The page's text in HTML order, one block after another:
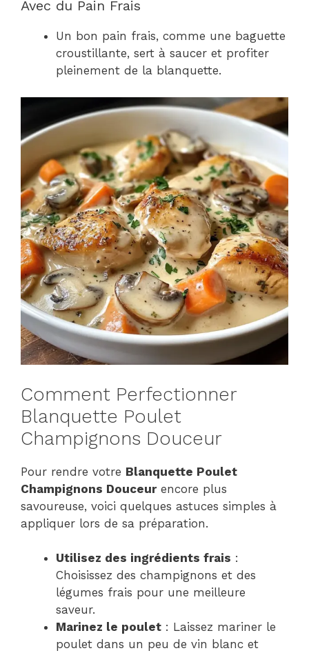
Avec du Pain Frais
Un bon pain frais, comme une baguette
croustillante, sert à saucer et profiter
pleinement de la blanquette.
Comment Perfectionner
Blanquette Poulet
Champignons Douceur
Pour rendre votre Blanquette Poulet
Champignons Douceurencore plus
savoureuse, voici quelques astuces simples à
appliquer lors de sa préparation.
Utilisez des ingrédients frais :
Choisissez des champignons et des
légumes frais pour une meilleure
saveur.
Marinez le poulet : Laissez mariner le
poulet dans un peu de vin blanc et